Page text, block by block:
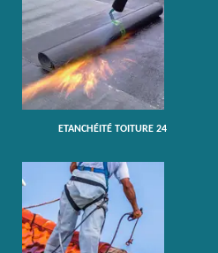
ETANCHÉITÉ TOITURE 24